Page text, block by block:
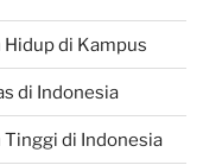
di Kampus
di Indonesia
Tinggi di Indonesia